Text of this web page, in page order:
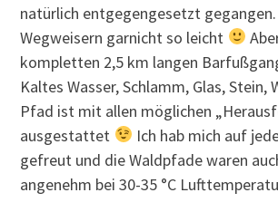
natürlich entgegengesetzt
Wegweisern garnicht so leicht
kompletten 2,5 km langen
Kaltes Wasser, Schlamm, Glas, Stein,
Pfad ist mit allen möglichen
ausgestattet
Ich hab mich auf
gefreut und die Waldpfade waren
angenehm bei 30-35 °C